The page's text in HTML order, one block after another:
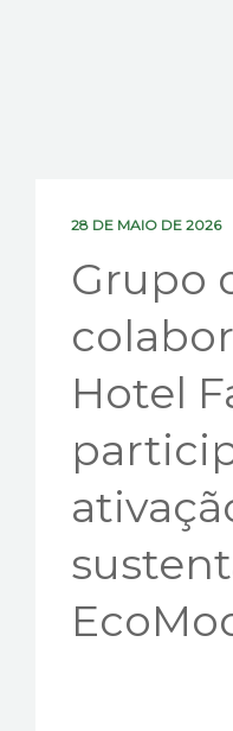
28 DE MAIO DE 2026
Grupo
Hotel